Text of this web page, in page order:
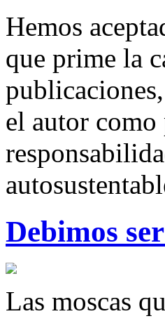
Hemos
que prime la
el autor como
Debimos
Las moscas